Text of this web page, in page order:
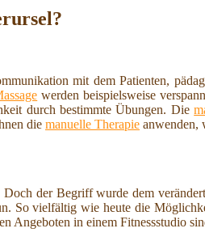
mit dem Patienten,
werden beispielsweise
durch bestimmte Übungen. Die
die manuelle Therapie anwenden,
der Begriff wurde dem
So vielfältig wie heute die
Angeboten in einem Fitnessstudio